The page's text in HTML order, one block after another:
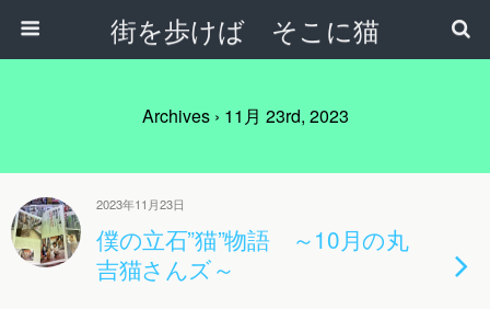
街を歩けば そこに猫
Archives › 11月 23rd, 2023
2023年11月23日
僕の立石”猫”物語 ～10月の丸
吉猫さんズ～